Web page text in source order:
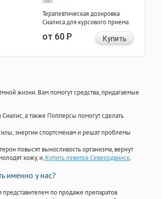
Терапевтическая дозировка
Сиалиса для курсового приема
от 60Р Купить
жизни. Вам помогут средства, придагаемые
Сиалис, а также Попперсы помогут сделать
энергии спортсменам и решат проблемы
повысят выносливость организма, вернут
кожу, и, Купить левитра Северодвинск.
именно у нас?
по продаже препаратов